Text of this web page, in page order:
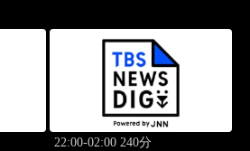
22:00-02:00 240分